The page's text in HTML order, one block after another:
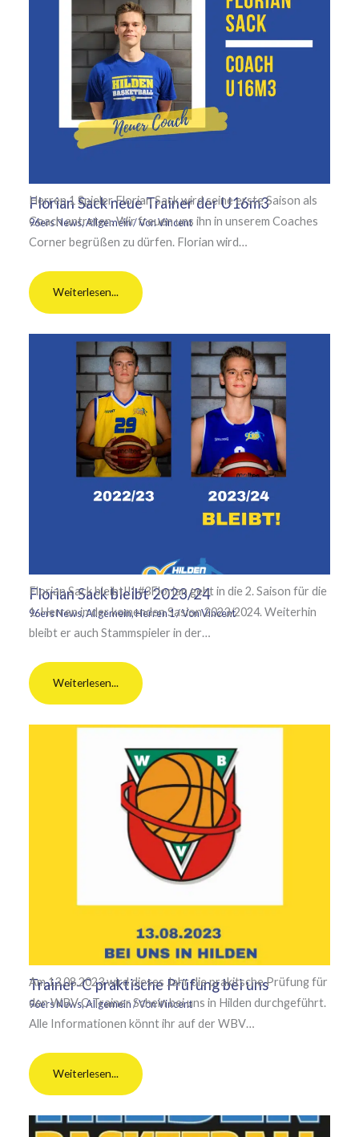
Florian Sack neue Trainer der U16m3
96ers News,Allgemein/ VonVincent
Herren 1 Spieler Florian Sack wird seine erste Saison als
Coach antreten. Wir freuen uns ihn in unserem Coaches
Corner begrüßen zu dürfen. Florian wird…
Weiterlesen...
Florian Sack bleibt 2023/24
96ers News,Allgemein,Herren 1/ VonVincent
Florian Sack bleibt!!! #3Florian geht in die 2. Saison für die
1. Herren in der komenden Sasion 2023/2024. Weiterhin
bleibt er auch Stammspieler in der…
Weiterlesen...
Trainer-C praktische Prüfung bei uns
96ers News,Allgemein/ VonVincent
Am 13.08.2023 wird dieses Jahr die prakitsche Prüfung für
den WBV C-Trainer Schein bei uns in Hilden durchgeführt.
Alle Informationen könnt ihr auf der WBV…
Weiterlesen...